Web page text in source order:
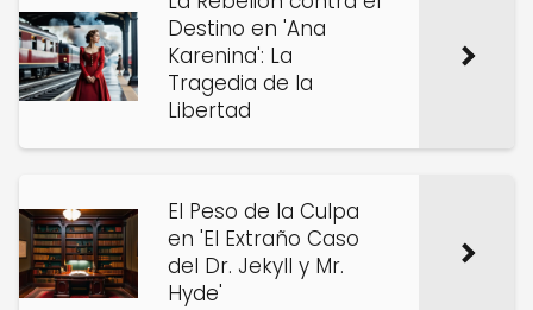
Destino en 'Ana
Karenina': La
Tragedia de la
Libertad
El Peso de la Culpa
en 'El Extraño Caso
del Dr. Jekyll y Mr.
Hyde'